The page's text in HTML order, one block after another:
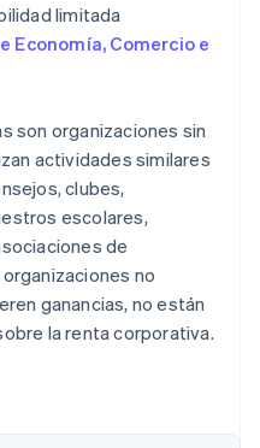
limitada
Economía, Comercio e
son organizaciones sin
actividades similares
clubes,
escolares,
de
no
ganancias, no están
la renta corporativa.